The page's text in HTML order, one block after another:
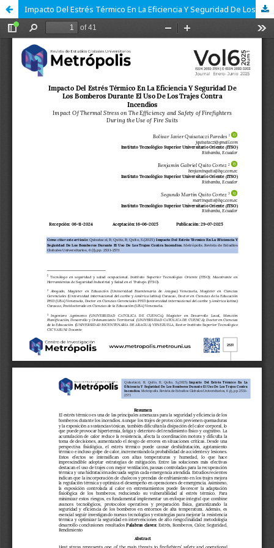
Impacto Del Estrés Térmico En La Eficiencia Y Seguridad De Los Bomberos Durante El Uso De Los Trajes Contra Incendios